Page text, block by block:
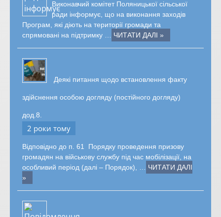
Виконавчий комітет Поляницької сільської
ради інформує, що на виконання заходів
Програм, які діють на території громади та
спрямовані на підтримку …
ЧИТАТИ ДАЛІ »
Деякі питання щодо встановлення факту
здійснення особою догляду (постійного догляду)
дод.8.
2 роки тому
Відповідно до п. 61 Порядку проведення призову
громадян на військову службу під час мобілізації, на
особливий період (далі – Порядок), …
ЧИТАТИ ДАЛІ
»